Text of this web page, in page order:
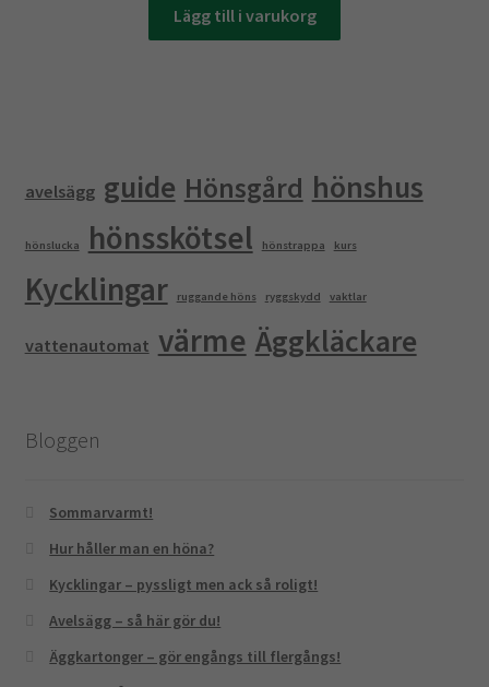
Lägg till i varukorg
avelsägg guide Hönsgård hönshus
hönslucka hönsskötsel hönstrappa kurs
Kycklingar ruggande höns ryggskydd vaktlar
vattenautomat värme Äggkläckare
Bloggen
Sommarvarmt!
Hur håller man en höna?
Kycklingar – pyssligt men ack så roligt!
Avelsägg – så här gör du!
Äggkartonger – gör engångs till flergångs!